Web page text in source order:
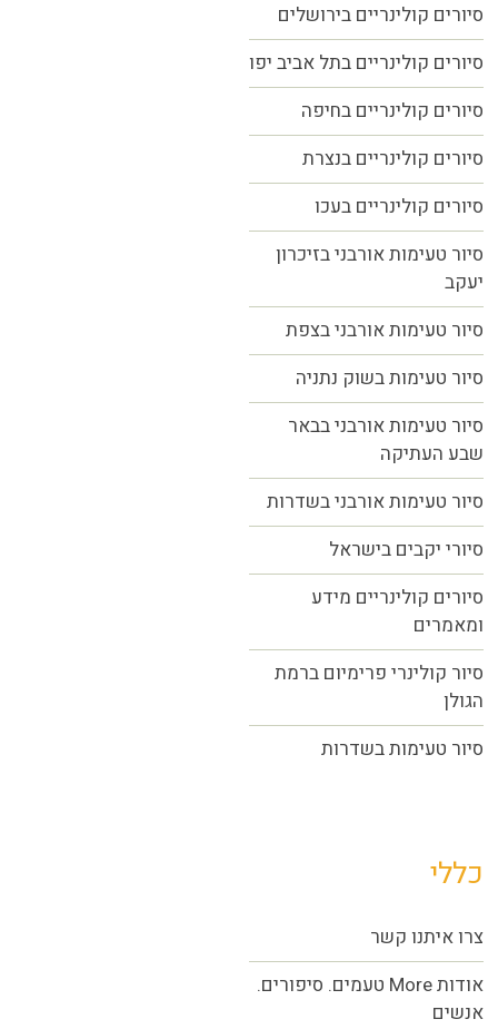
סיורים קולינריים בירושלים
סיורים קולינריים בתל אביב יפו
סיורים קולינריים בחיפה
סיורים קולינריים בנצרת
סיורים קולינריים בעכו
סיור טעימות אורבני בזיכרון
יעקב
סיור טעימות אורבני בצפת
סיור טעימות בשוק נתניה
סיור טעימות אורבני בבאר
שבע העתיקה
סיור טעימות אורבני בשדרות
סיורי יקבים בישראל
סיורים קולינריים מידע
ומאמרים
סיור קולינרי פרימיום ברמת
הגולן
סיור טעימות בשדרות
כללי
צרו איתנו קשר
אודות More טעמים. סיפורים.
אנשים